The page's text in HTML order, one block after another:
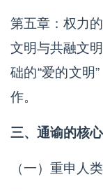
第五章：权力
文明与共融文
础的“爱的文明
作。
三、通谕的核
（一）重申人